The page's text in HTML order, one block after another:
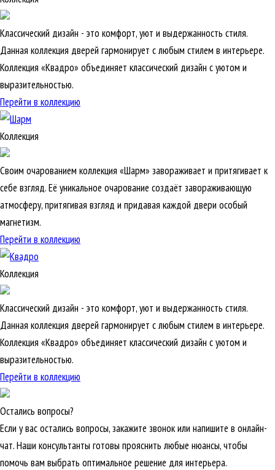
Классический дизайн - это комфорт, уют и выдержанность стиля.
Данная коллекция дверей гармонирует с любым стилем в интерьере.
Коллекция «Квадро» объединяет классический дизайн с уютом и
выразительностью.
Перейти в коллекцию
Коллекция
Своим очарованием коллекция «Шарм» завораживает и притягивает к
себе взгляд. Её уникальное очарование создаёт завораживающую
атмосферу, притягивая взгляд и придавая каждой двери особый
магнетизм.
Перейти в коллекцию
Коллекция
Классический дизайн - это комфорт, уют и выдержанность стиля.
Данная коллекция дверей гармонирует с любым стилем в интерьере.
Коллекция «Квадро» объединяет классический дизайн с уютом и
выразительностью.
Перейти в коллекцию
Остались вопросы?
Если у вас остались вопросы, закажите звонок или напишите в онлайн-
чат. Наши консультанты готовы прояснить любые нюансы, чтобы
помочь вам выбрать оптимальное решение для интерьера.